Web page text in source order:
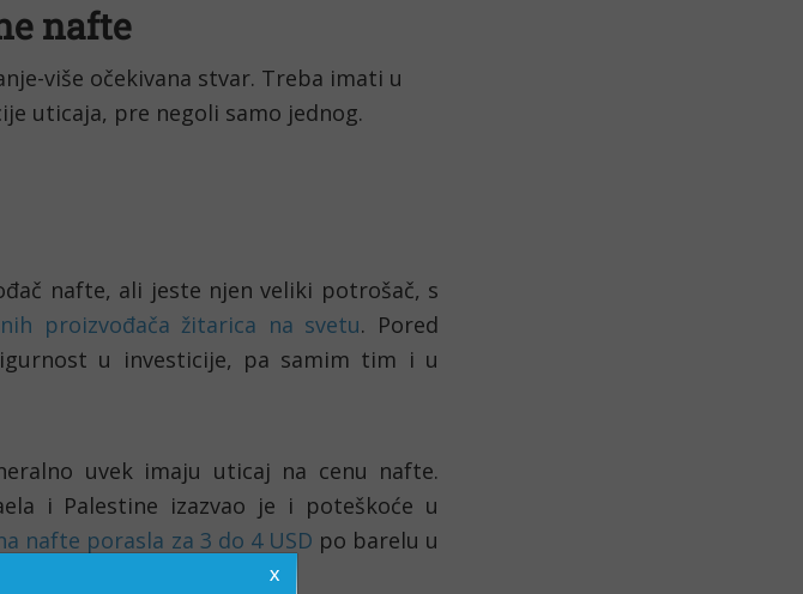
nafte
više očekivana stvar. Treba imati u
uticaja, pre negoli samo jednog.
nafte, ali jeste njen veliki potrošač, s
proizvođača žitarica na svetu. Pored
u investicije, pa samim tim i u
uvek imaju uticaj na cenu nafte.
i Palestine izazvao je i poteškoće u
nafte porasla za 3 do 4 USD po barelu u